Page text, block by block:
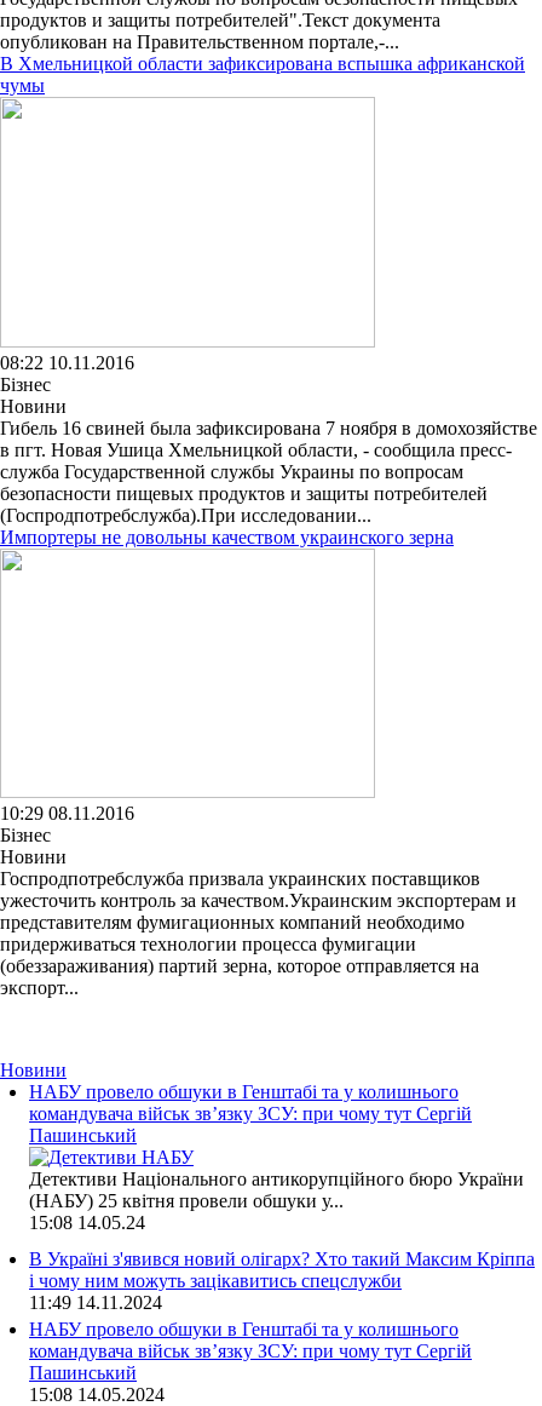
продуктов и защиты потребителей".Текст документа
опубликован на Правительственном портале,-...
В Хмельницкой области зафиксирована вспышка африканской
чумы
08:22 10.11.2016
Бізнес
Новини
Гибель 16 свиней была зафиксирована 7 ноября в домохозяйстве
в пгт. Новая Ушица Хмельницкой области, - сообщила пресс-
служба Государственной службы Украины по вопросам
безопасности пищевых продуктов и защиты потребителей
(Госпродпотребслужба).При исследовании...
Импортеры не довольны качеством украинского зерна
10:29 08.11.2016
Бізнес
Новини
Госпродпотребслужба призвала украинских поставщиков
ужесточить контроль за качеством.Украинским экспортерам и
представителям фумигационных компаний необходимо
придерживаться технологии процесса фумигации
(обеззараживания) партий зерна, которое отправляется на
экспорт...
Новини
НАБУ провело обшуки в Генштабі та у колишнього
командувача військ зв’язку ЗСУ: при чому тут Сергій
Пашинський
Детективи Національного антикорупційного бюро України
(НАБУ) 25 квітня провели обшуки у...
15:08 14.05.24
В Україні з'явився новий олігарх? Хто такий Максим Кріппа
і чому ним можуть зацікавитись спецслужби
11:49 14.11.2024
НАБУ провело обшуки в Генштабі та у колишнього
командувача військ зв’язку ЗСУ: при чому тут Сергій
Пашинський
15:08 14.05.2024